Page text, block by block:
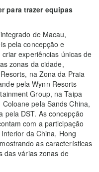
para trazer equipas
de Macau,
pela concepção e
experiências únicas de
zonas da cidade,
na Zona da Praia
pela Wynn Resorts
Group, na Taipa
pela Sands China,
pela DST. As concepção
com a participação
da China, Hong
as características
das várias zonas de